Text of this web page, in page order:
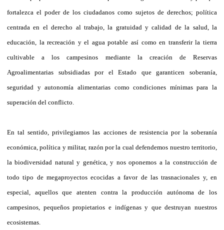
fortalezca el poder de los ciudadanos como sujetos de derechos; política
centrada en el derecho al trabajo, la gratuidad y calidad de la salud, la
educación, la recreación y el agua potable así como en transferir la tierra
cultivable a los campesinos mediante la creación de Reservas
Agroalimentarias subsidiadas por el Estado que garanticen soberanía,
seguridad y autonomía alimentarias como condiciones mínimas para la
superación del conflicto.
En tal sentido, privilegiamos las acciones de resistencia por la soberanía
económica, política y militar, razón por la cual defendemos nuestro territorio,
la biodiversidad natural y genética, y nos oponemos a la construcción de
todo tipo de megaproyectos ecocidas a favor de las trasnacionales y, en
especial, aquellos que atenten contra la producción autónoma de los
campesinos, pequeños propietarios e indígenas y que destruyan nuestros
ecosistemas.